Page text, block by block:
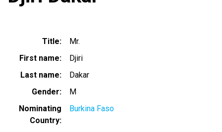
Title
Mr.
First name
Djiri
Last name
Dakar
Gender
M
Nominating
Country
Burkina Faso